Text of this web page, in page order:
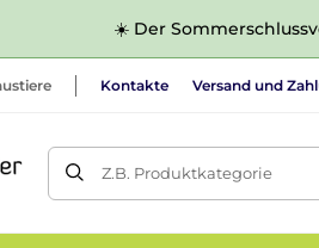
☀️ Der
Kontakte Versand und
Z.B. Produktkategorie